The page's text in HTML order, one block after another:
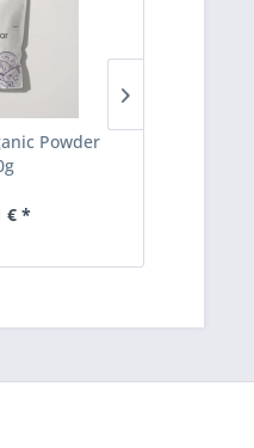
Powder
€ *